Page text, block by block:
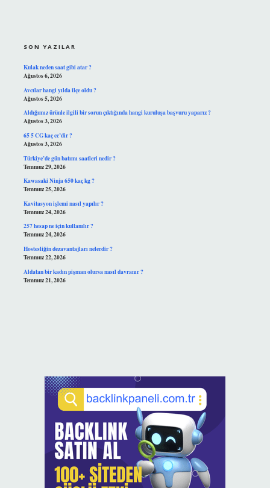
SON YAZILAR
Kulak neden saat gibi atar ?
Ağustos 6, 2026
Avcılar hangi yılda ilçe oldu ?
Ağustos 5, 2026
Aldığımız ürünle ilgili bir sorun çıktığında hangi kuruluşa başvuru yaparız ?
Ağustos 3, 2026
65 5 CG kaç cc’dir ?
Ağustos 3, 2026
Türkiye’de gün batımı saatleri nedir ?
Temmuz 29, 2026
Kawasaki Ninja 650 kaç kg ?
Temmuz 25, 2026
Kavitasyon işlemi nasıl yapılır ?
Temmuz 24, 2026
257 hesap ne için kullanılır ?
Temmuz 24, 2026
Hostesliğin dezavantajları nelerdir ?
Temmuz 22, 2026
Aldatan bir kadın pişman olursa nasıl davranır ?
Temmuz 21, 2026